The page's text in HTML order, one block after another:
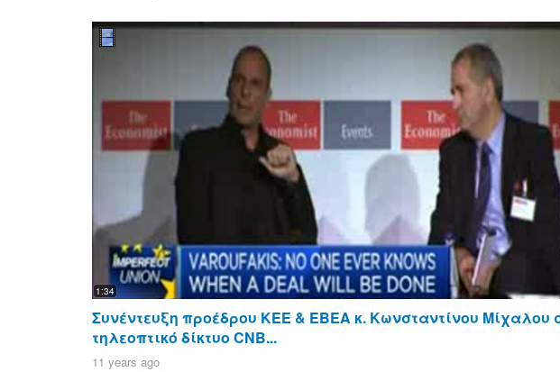
1:34
Συνέντευξη προέδρου ΚΕΕ & ΕΒΕΑ κ. Κωνσταντίνου Μίχαλου
τηλεοπτικό δίκτυο CNB...
11 years ago